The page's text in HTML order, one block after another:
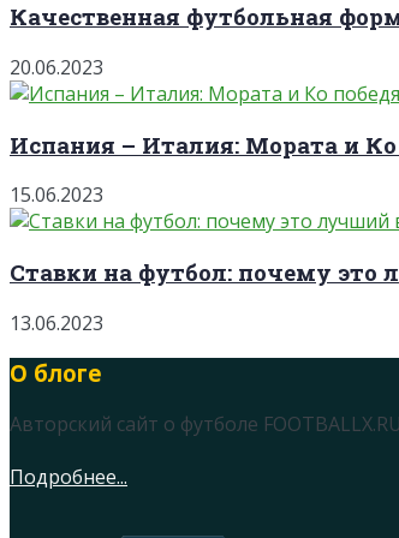
Качественная футбольная
20.06.2023
Испания – Италия: Мората и Ко
15.06.2023
Ставки на футбол: почему
13.06.2023
О блоге
Авторский сайт о футболе
Подробнее...